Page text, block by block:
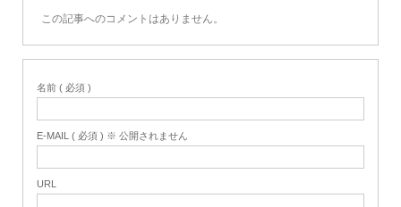
この記事へのコメントはありません。
名前 ( 必須 )
E-MAIL ( 必須 ) ※ 公開されません
URL